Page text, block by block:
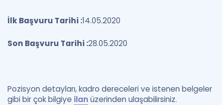
İlk Başvuru Tarihi :14.05.2020
Son Başvuru Tarihi :28.05.2020
Pozisyon detayları, kadro dereceleri ve istenen belgeler
gibi bir çok bilgiye ilanüzerinden ulaşabilirsiniz.